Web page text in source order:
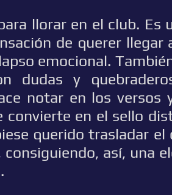
llorar en el club. Es
de querer
emocional.
dudas y
notar en los versos
convierte en el sello
querido trasladar el
así, una